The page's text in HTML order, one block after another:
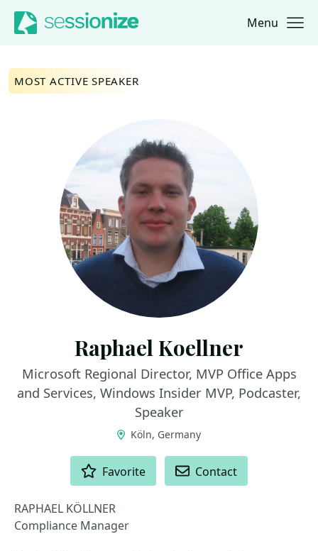
Jump to navigation
Jump to content Menu
MOST ACTIVE SPEAKER
Raphael Koellner
Microsoft Regional Director, MVP Office Apps
and Services, Windows Insider MVP, Podcaster,
Speaker
Köln, Germany
Favorite Contact
RAPHAEL KÖLLNER
Compliance Manager